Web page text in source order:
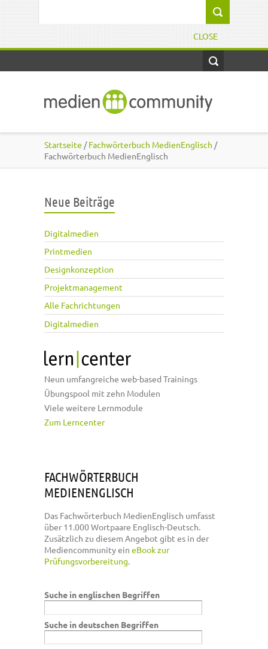
CLOSE
Startseite /Fachwörterbuch MedienEnglisch /
Fachwörterbuch MedienEnglisch
Neue Beiträge
Digitalmedien
Printmedien
Designkonzeption
Projektmanagement
Alle Fachrichtungen
Digitalmedien
Neun umfangreiche web-based Trainings
Übungspool mit zehn Modulen
Viele weitere Lernmodule
Zum Lerncenter
FACHWÖRTERBUCH
MEDIENENGLISCH
Das Fachwörterbuch MedienEnglisch umfasst
über 11.000 Wortpaare Englisch-Deutsch.
Zusätzlich zu diesem Angebot gibt es in der
Mediencommunity ein eBook zur
Prüfungsvorbereitung.
Suche in englischen Begriffen
Suche in deutschen Begriffen